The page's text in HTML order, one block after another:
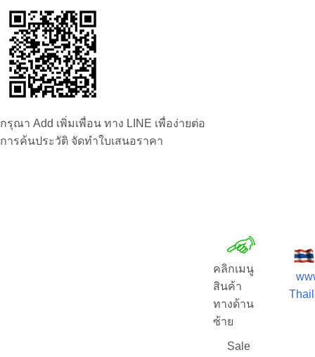
กรุณา Add เพิ่มเพื่อน ทาง LINE เพื่อง่ายต่อ
การค้นประวัติ จัดทำใบเสนอราคา
คลิกเมนู
สินค้า
ทางด้าน
ซ้าย
Sale